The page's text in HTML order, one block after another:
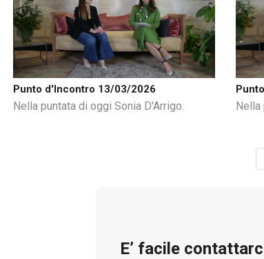
Punto d'Incontro 13/03/2026
Nella puntata di oggi Sonia D'Arrigo. Nella
E’ facile